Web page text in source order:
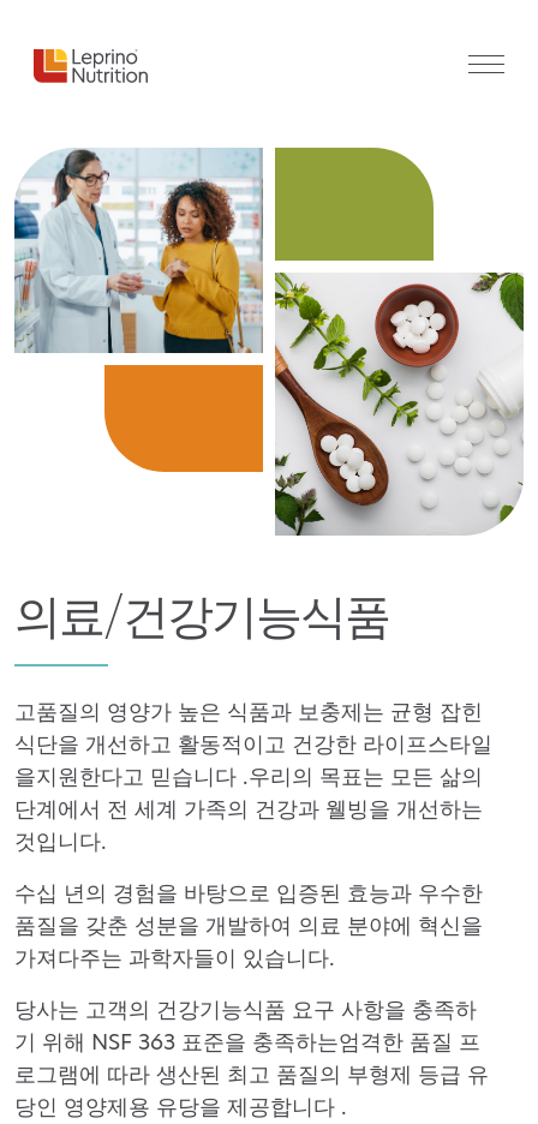
의료/건강기능식품
고품질의 영양가 높은 식품과 보충제는 균형 잡힌
식단을 개선하고 활동적이고 건강한 라이프스타일
을지원한다고 믿습니다 .우리의 목표는 모든 삶의
단계에서 전 세계 가족의 건강과 웰빙을 개선하는
것입니다.
수십 년의 경험을 바탕으로 입증된 효능과 우수한
품질을 갖춘 성분을 개발하여 의료 분야에 혁신을
가져다주는 과학자들이 있습니다.
당사는 고객의 건강기능식품 요구 사항을 충족하
기 위해 NSF 363 표준을 충족하는엄격한 품질 프
로그램에 따라 생산된 최고 품질의 부형제 등급 유
당인 영양제용 유당을 제공합니다 .